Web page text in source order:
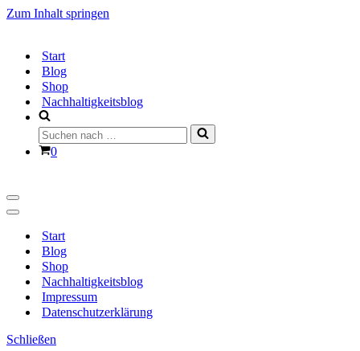
Zum Inhalt springen
Start
Blog
Shop
Nachhaltigkeitsblog
Suchen
nach …
Warenkorb
0
Navigationsmenü
Navigationsmenü
Start
Blog
Shop
Nachhaltigkeitsblog
Impressum
Datenschutzerklärung
Schließen